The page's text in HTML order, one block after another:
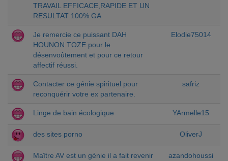
TRAVAIL EFFICACE,RAPIDE ET UN
RESULTAT 100% GA
Je remercie ce puissant DAH
HOUNON TOZE pour le
désenvoûtement et pour ce retour
affectif réussi.
Elodie75014
Contacter ce génie spirituel pour
reconquérir votre ex partenaire.
safriz
Linge de bain écologique YArmelle15
des sites porno OliverJ
Maître AV est un génie il a fait revenir
azandohoussi